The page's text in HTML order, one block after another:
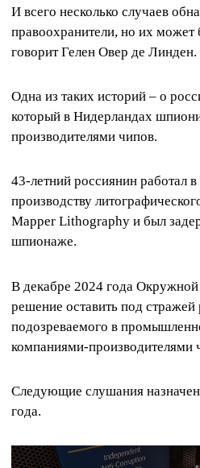
И всего несколько случаев
правоохранители, но их может
говорит Гелен Овер де Линден.
Одна из таких историй – о
который в Нидерландах
производителями чипов.
43-летний россиянин работал
производству
Mapper Lithography и был
шпионаже.
В декабре 2024 года
решение оставить под
подозреваемого в
компаниями-производителями
Следующие слушания
года.